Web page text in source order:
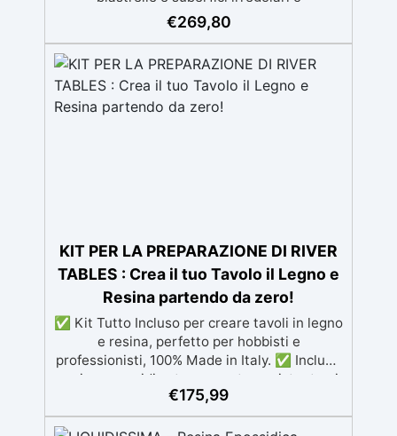
danneggiate. ✅ Facile da applicare: Video
Guida completa inclusa, 3 semplici passaggi,
finitura protettiva antigraffio. ✅ Risultati
professionali: Sistema autolivellante,
resistente ai raggi UV, duraturo e con finitura
€269,80
KIT PER LA PREPARAZIONE DI RIVER
TABLES : Crea il tuo Tavolo il Legno e
Resina partendo da zero!
✅ Kit Tutto Incluso per creare tavoli in legno
e resina, perfetto per hobbisti e
professionisti, 100% Made in Italy. ✅ Include
resina epossidica trasparente resistente ai
raggi UV e con lunga lavorabilità, per colate
fino a 2 cm di spessore. ✅ Completo di
€175,99